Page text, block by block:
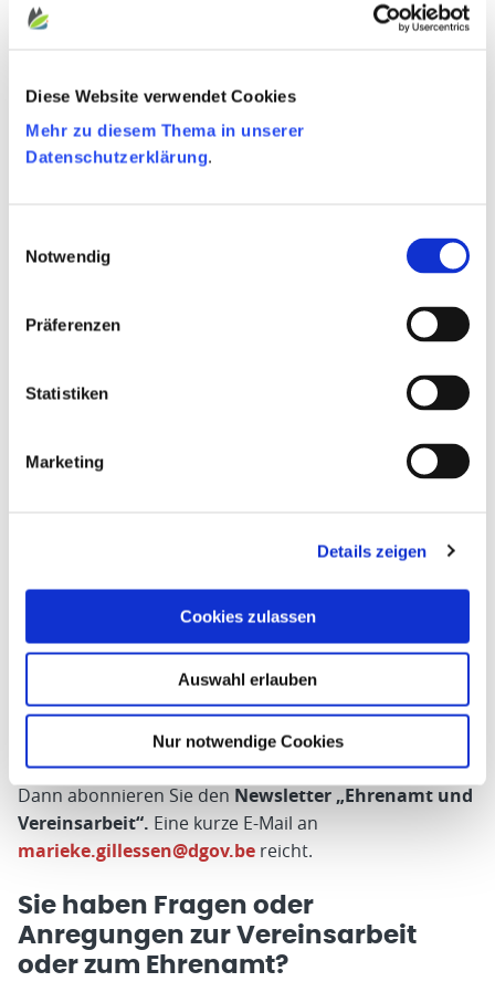
Diese Website verwendet Cookies
Mehr zu diesem Thema in unserer
Datenschutzerklärung.
Notwendig
Präferenzen
Statistiken
Marketing
Details zeigen
Cookies zulassen
Auswahl erlauben
Nur notwendige Cookies
teamorientiertes Vereinsmanagement?
Was braucht die Bank, um uns ein Konto
Wo finde ich unsere bisherigen Veröffentlichungen
Wie hinterlege ich die neuen Verwalter/-innen
Was gehört in das Gründungsprotokoll?
Digitale Generalversammlung, ist das erlaubt?
Immer gut informiert
Sie möchten auf dem Laufenden bleiben und
regelmäßig Informationen erhalten?
Dann abonnieren Sie den Newsletter „Ehrenamt und
Vereinsarbeit“. Eine kurze E-Mail an
marieke.gillessen@dgov.be reicht.
Sie haben Fragen oder
Anregungen zur Vereinsarbeit
oder zum Ehrenamt?